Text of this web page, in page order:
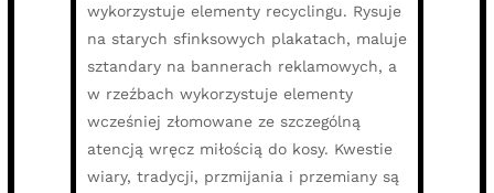
wykorzystuje elementy recyclingu. Rysuje
na starych sfinksowych plakatach, maluje
sztandary na bannerach reklamowych, a
w rzeźbach wykorzystuje elementy
wcześniej złomowane ze szczególną
atencją wręcz miłością do kosy. Kwestie
wiary, tradycji, przmijania i przemiany są